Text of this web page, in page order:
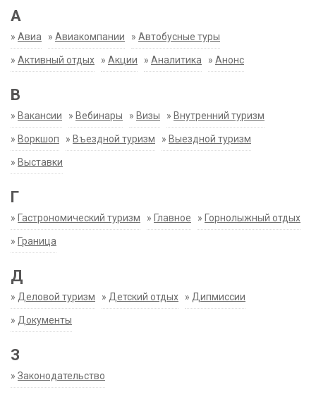
А
» Авиа » Авиакомпании » Автобусные туры
» Активный отдых » Акции » Аналитика » Анонс
В
» Вакансии » Вебинары » Визы » Внутренний туризм
» Воркшоп » Въездной туризм » Выездной туризм
» Выставки
Г
» Гастрономический туризм » Главное » Горнолыжный отдых
» Граница
Д
» Деловой туризм » Детский отдых » Дипмиссии
» Документы
З
» Законодательство